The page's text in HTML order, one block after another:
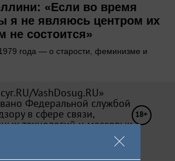
«Если во время
я не являюсь центром их
не состоится»
года — о старости, феминизме и
VashDosug.RU»
Федеральной службой
в сфере связи,
технологий и массовых
(Роскомнадзор). Св-во Эл
от 13.09.2017.
«Досуг-Медиа». Издатель
18+